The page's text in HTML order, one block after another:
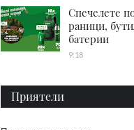
Спечелете
раници,
батерии
9:18
Приятели